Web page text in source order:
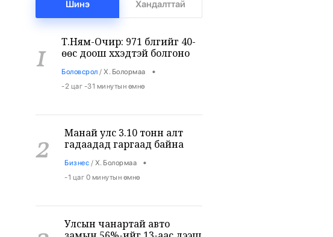
Шинэ Хандалттай
1
Т.Ням-Очир: 971 бүлгийг 40-
өөс доош хүүхэдтэй болгоно
Боловсрол / Х. Болормаа •
-2 цаг -31 минутын өмнө
2
Манай улс 3.10 тонн алт
гадаадад гаргаад байна
Бизнес / Х. Болормаа •
-1 цаг 0 минутын өмнө
Улсын чанартай авто